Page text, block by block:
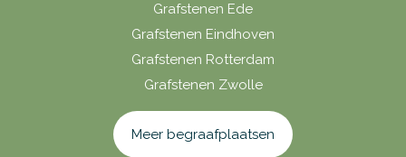
Grafstenen Ede
Grafstenen Eindhoven
Grafstenen Rotterdam
Grafstenen Zwolle
Meer begraafplaatsen